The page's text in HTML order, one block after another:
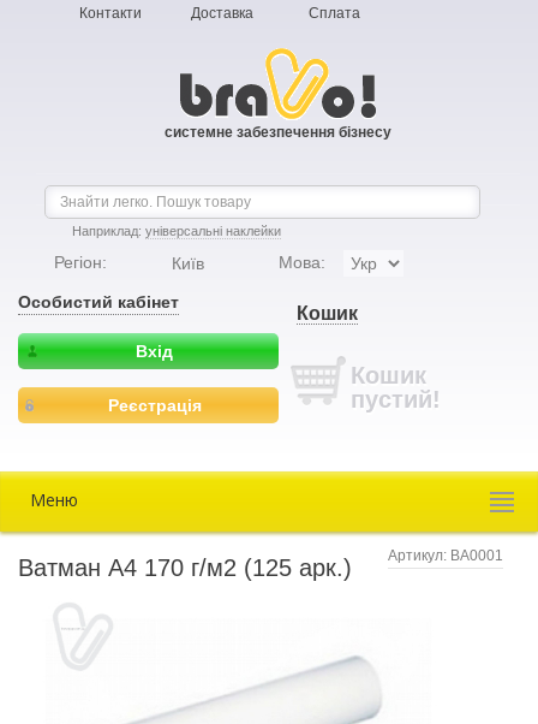
Контакти Доставка Сплата
системне забезпечення бізнесу
Наприклад: універсальні наклейки
Регіон: Київ Мова:
Особистий кабінет
Вхід
Реєстрація
Кошик
Кошик
пустий!
Меню
Ватман А4 170 г/м2 (125 арк.) Артикул: ВА0001